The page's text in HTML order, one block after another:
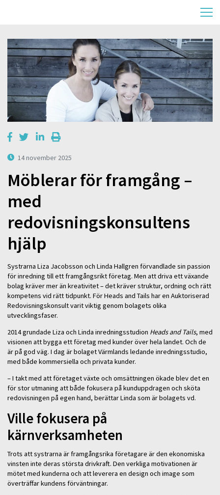
14 november 2025
Möblerar för framgång –
med
redovisningskonsultens
hjälp
Systrarna Liza Jacobsson och Linda Hallgren förvandlade sin passion
för inredning till ett framgångsrikt företag. Men att driva ett växande
bolag kräver mer än kreativitet – det kräver struktur, ordning och rätt
kompetens vid rätt tidpunkt. För Heads and Tails har en Auktoriserad
Redovisningskonsult varit viktig genom bolagets olika
utvecklingsfaser.
2014 grundade Liza och Linda inredningsstudion Heads and Tails, med
visionen att bygga ett företag med kunder över hela landet. Och de
är på god väg. I dag är bolaget Värmlands ledande inredningsstudio,
med både kommersiella och privata kunder.
– I takt med att företaget växte och omsättningen ökade blev det en
för stor utmaning att både fokusera på kunduppdragen och sköta
redovisningen på egen hand, berättar Linda som är bolagets vd.
Ville fokusera på
kärnverksamheten
Trots att systrarna är framgångsrika företagare är den ekonomiska
vinsten inte deras största drivkraft. Den verkliga motivationen är
mötet med kunderna och att leverera en design och image som
överträffar kundens förväntningar.